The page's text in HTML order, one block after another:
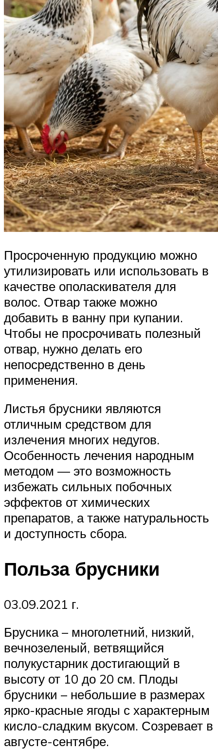
Просроченную продукцию можно
утилизировать или использовать в
качестве ополаскивателя для
волос. Отвар также можно
добавить в ванну при купании.
Чтобы не просрочивать полезный
отвар, нужно делать его
непосредственно в день
применения.
Листья брусники являются
отличным средством для
излечения многих недугов.
Особенность лечения народным
методом — это возможность
избежать сильных побочных
эффектов от химических
препаратов, а также натуральность
и доступность сбора.
Польза брусники
03.09.2021 г.
Брусника – многолетний, низкий,
вечнозеленый, ветвящийся
полукустарник достигающий в
высоту от 10 до 20 см. Плоды
брусники – небольшие в размерах
ярко-красные ягоды с характерным
кисло-сладким вкусом. Созревает в
августе-сентябре.